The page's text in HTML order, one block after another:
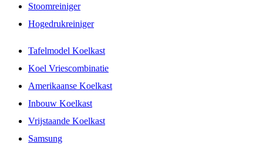
Stoomreiniger
Hogedrukreiniger
Tafelmodel Koelkast
Koel Vriescombinatie
Amerikaanse Koelkast
Inbouw Koelkast
Vrijstaande Koelkast
Samsung